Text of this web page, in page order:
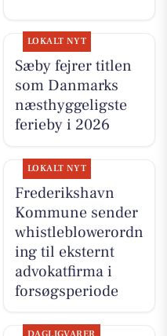
LOKALT NYT
Sæby fejrer titlen
som Danmarks
næsthyggeligste
ferieby i 2026
LOKALT NYT
Frederikshavn
Kommune sender
whistleblowerordn
ing til eksternt
advokatfirma i
forsøgsperiode